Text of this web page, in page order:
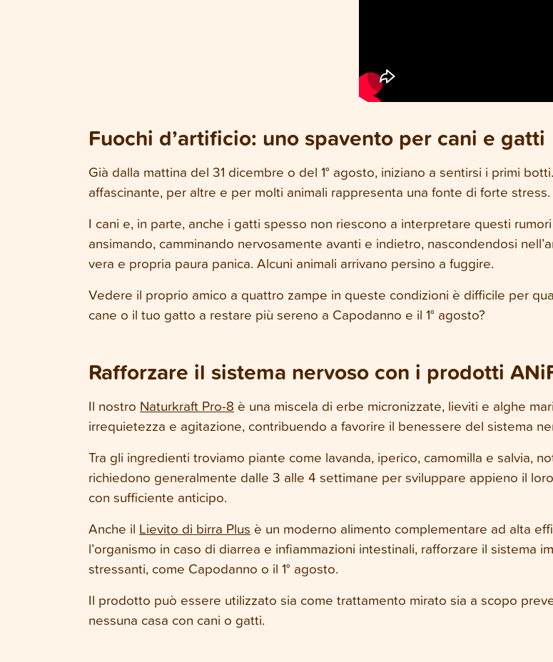
Fuochi d’artificio: uno spavento per cani e gatti
Già dalla mattina del 31 dicembre o del 1° agosto, iniziano a sentirsi i primi
affascinante, per altre e per molti animali rappresenta una fonte di forte stress.
I cani e, in parte, anche i gatti spesso non riescono a interpretare questi
ansimando, camminando nervosamente avanti e indietro, nascondendosi
vera e propria paura panica. Alcuni animali arrivano persino a fuggire.
Vedere il proprio amico a quattro zampe in queste condizioni è difficile per
cane o il tuo gatto a restare più sereno a Capodanno e il 1° agosto?
Rafforzare il sistema nervoso con i prodotti
Il nostro Naturkraft Pro-8 è una miscela di erbe micronizzate, lieviti e alghe
irrequietezza e agitazione, contribuendo a favorire il benessere del sistema
Tra gli ingredienti troviamo piante come lavanda, iperico, camomilla e salvia,
richiedono generalmente dalle 3 alle 4 settimane per sviluppare appieno il
con sufficiente anticipo.
Anche il Lievito di birra Plus è un moderno alimento complementare ad alta
l’organismo in caso di diarrea e infiammazioni intestinali, rafforzare il sistema
stressanti, come Capodanno o il 1° agosto.
Il prodotto può essere utilizzato sia come trattamento mirato sia a scopo
nessuna casa con cani o gatti.